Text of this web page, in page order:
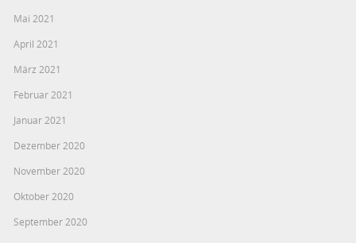
Mai 2021
April 2021
März 2021
Februar 2021
Januar 2021
Dezember 2020
November 2020
Oktober 2020
September 2020